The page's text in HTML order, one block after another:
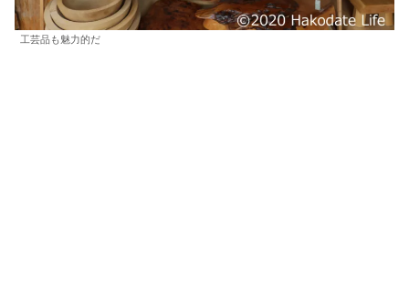
工芸品も魅力的だ